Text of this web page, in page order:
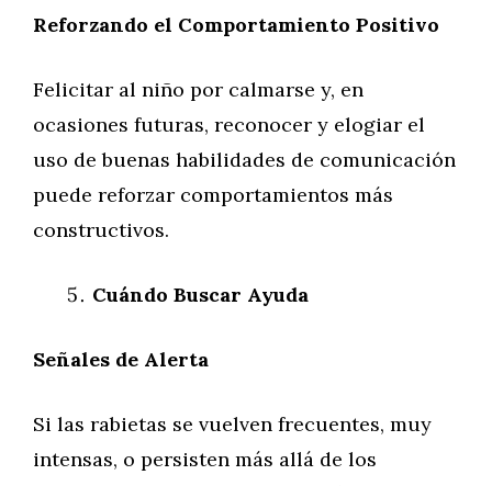
Reforzando el Comportamiento Positivo
Felicitar al niño por calmarse y, en
ocasiones futuras, reconocer y elogiar el
uso de buenas habilidades de comunicación
puede reforzar comportamientos más
constructivos.
Cuándo Buscar Ayuda
Señales de Alerta
Si las rabietas se vuelven frecuentes, muy
intensas, o persisten más allá de los